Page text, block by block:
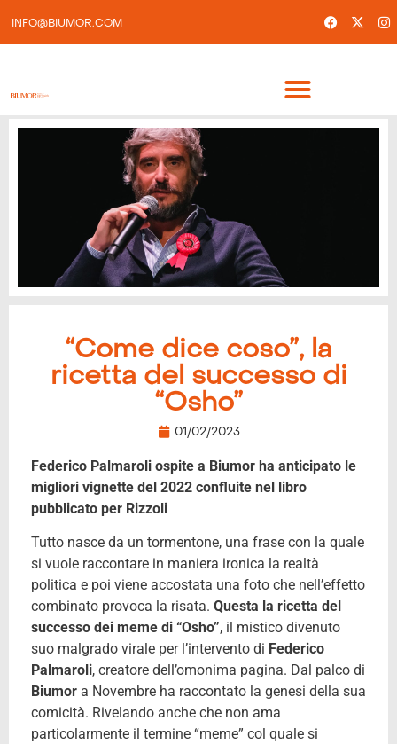
INFO@BIUMOR.COM
“Come dice coso”, la
ricetta del successo di
“Osho”
01/02/2023
Federico Palmaroli ospite a Biumor ha anticipato le
migliori vignette del 2022 confluite nel libro
pubblicato per Rizzoli
Tutto nasce da un tormentone, una frase con la quale
si vuole raccontare in maniera ironica la realtà
politica e poi viene accostata una foto che nell’effetto
combinato provoca la risata. Questa la ricetta del
successo dei meme di “Osho”, il mistico divenuto
suo malgrado virale per l’intervento di Federico
Palmaroli, creatore dell’omonima pagina. Dal palco di
Biumor a Novembre ha raccontato la genesi della sua
comicità. Rivelando anche che non ama
particolarmente il termine “meme” col quale si